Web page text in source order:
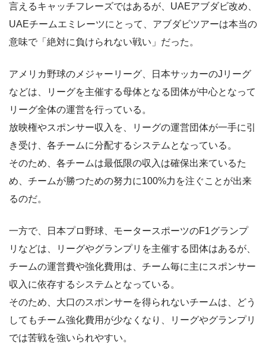
言えるキャッチフレーズではあるが、UAEアブダビ改め、
UAEチームエミレーツにとって、アブダビツアーは本当の
意味で「絶対に負けられない戦い」だった。
アメリカ野球のメジャーリーグ、日本サッカーのJリーグ
などは、リーグを主催する母体となる団体が中心となって
リーグ全体の運営を行っている。
放映権やスポンサー収入を、リーグの運営団体が一手に引
き受け、各チームに分配するシステムとなっている。
そのため、各チームは最低限の収入は確保出来ているた
め、チームが勝つための努力に100%力を注ぐことが出来
るのだ。
一方で、日本プロ野球、モータースポーツのF1グランプ
リなどは、リーグやグランプリを主催する団体はあるが、
チームの運営費や強化費用は、チーム毎に主にスポンサー
収入に依存するシステムとなっている。
そのため、大口のスポンサーを得られないチームは、どう
してもチーム強化費用が少なくなり、リーグやグランプリ
では苦戦を強いられやすい。